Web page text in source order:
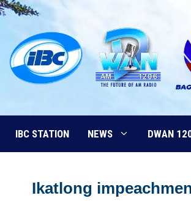
Skip
content
IBC STATION NEWS DWAN
Ikatlong